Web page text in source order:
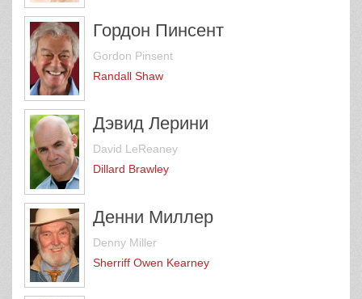
Гордон Пинсент
Gordon Pinsent
Randall Shaw
Дэвид Лерини
David LeReaney
Dillard Brawley
Денни Миллер
Denny Miller
Sherriff Owen Kearney